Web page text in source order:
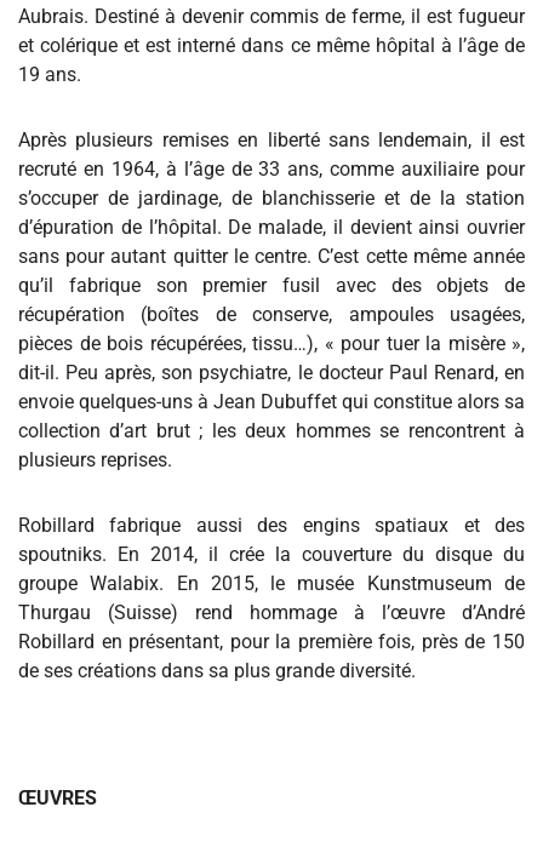
Aubrais. Destiné à devenir commis de ferme, il est fugueur
et colérique et est interné dans ce même hôpital à l’âge de
19 ans.
Après plusieurs remises en liberté sans lendemain, il est
recruté en 1964, à l’âge de 33 ans, comme auxiliaire pour
s’occuper de jardinage, de blanchisserie et de la station
d’épuration de l’hôpital. De malade, il devient ainsi ouvrier
sans pour autant quitter le centre. C’est cette même année
qu’il fabrique son premier fusil avec des objets de
récupération (boîtes de conserve, ampoules usagées,
pièces de bois récupérées, tissu…), « pour tuer la misère »,
dit-il. Peu après, son psychiatre, le docteur Paul Renard, en
envoie quelques-uns à Jean Dubuffet qui constitue alors sa
collection d’art brut ; les deux hommes se rencontrent à
plusieurs reprises.
Robillard fabrique aussi des engins spatiaux et des
spoutniks. En 2014, il crée la couverture du disque du
groupe Walabix. En 2015, le musée Kunstmuseum de
Thurgau (Suisse) rend hommage à l’œuvre d’André
Robillard en présentant, pour la première fois, près de 150
de ses créations dans sa plus grande diversité.
ŒUVRES